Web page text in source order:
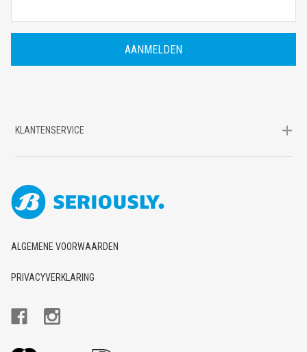
A
D
KLANTENSERVICE
ALGEMENE VOORWAARDEN
PRIVACYVERKLARING